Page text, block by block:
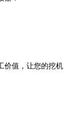
价值，让您的挖机